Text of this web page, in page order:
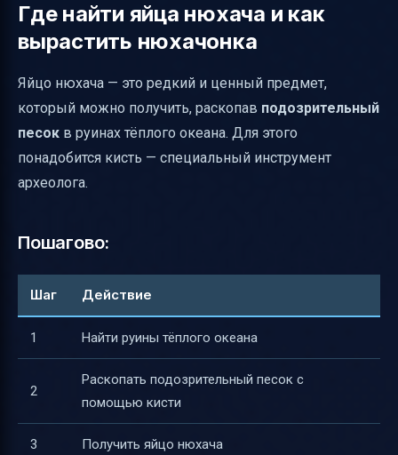
Где найти яйца нюхача и как
вырастить нюхачонка
Яйцо нюхача — это редкий и ценный предмет,
который можно получить, раскопав подозрительный
песок в руинах тёплого океана. Для этого
понадобится кисть — специальный инструмент
археолога.
Пошагово:
Шаг Действие
1 Найти руины тёплого океана
2
Раскопать подозрительный песок с
помощью кисти
3 Получить яйцо нюхача